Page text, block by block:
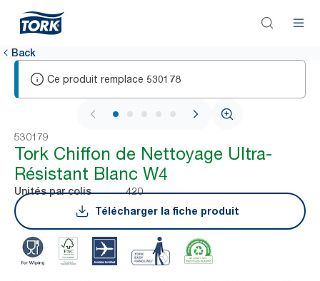
Back
Ce produit remplace 530178
1 / 6
530179
Tork Chiffon de Nettoyage Ultra-
Résistant Blanc W4
Unités par colis
420
Télécharger la fiche produit